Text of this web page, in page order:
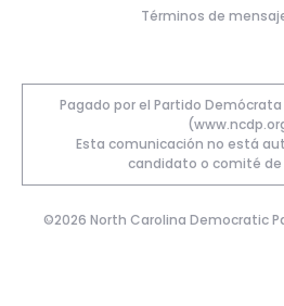
Términos de
Pagado por el Partido
Esta comunicación no está
candidato o comité
©2026 North Carolina Democratic